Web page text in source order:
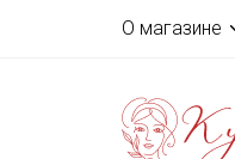
О магазине